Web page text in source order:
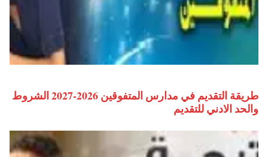
طريقة التقديم في مدارس المتفوقين 2026-2027 الشروط
والحد الادني للتقديم